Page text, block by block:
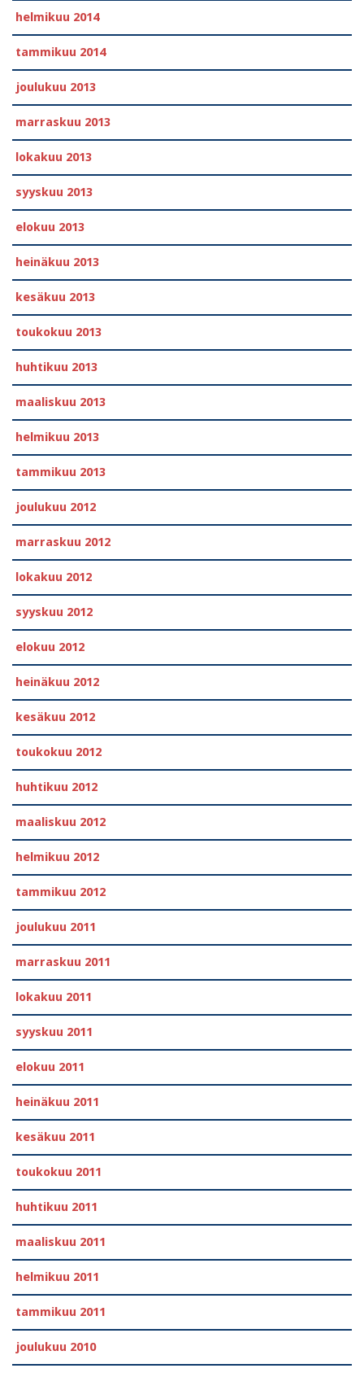
helmikuu 2014
tammikuu 2014
joulukuu 2013
marraskuu 2013
lokakuu 2013
syyskuu 2013
elokuu 2013
heinäkuu 2013
kesäkuu 2013
toukokuu 2013
huhtikuu 2013
maaliskuu 2013
helmikuu 2013
tammikuu 2013
joulukuu 2012
marraskuu 2012
lokakuu 2012
syyskuu 2012
elokuu 2012
heinäkuu 2012
kesäkuu 2012
toukokuu 2012
huhtikuu 2012
maaliskuu 2012
helmikuu 2012
tammikuu 2012
joulukuu 2011
marraskuu 2011
lokakuu 2011
syyskuu 2011
elokuu 2011
heinäkuu 2011
kesäkuu 2011
toukokuu 2011
huhtikuu 2011
maaliskuu 2011
helmikuu 2011
tammikuu 2011
joulukuu 2010